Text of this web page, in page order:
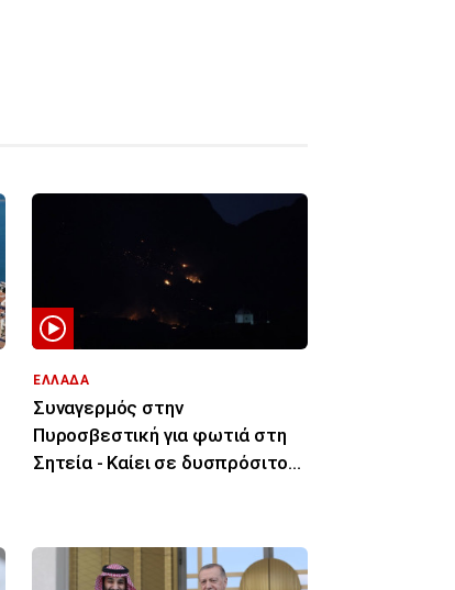
ΕΛΛΑΔΑ
Συναγερμός στην
Πυροσβεστική για φωτιά στη
Σητεία - Καίει σε δυσπρόσιτο